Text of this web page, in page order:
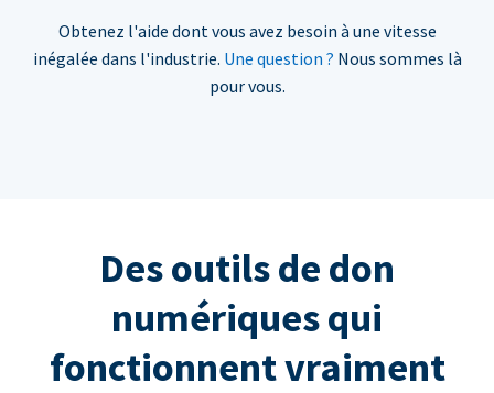
Obtenez l'aide dont vous avez besoin à une vitesse
inégalée dans l'industrie. Une question ? Nous sommes là
pour vous.
Des outils de don
numériques qui
fonctionnent vraiment